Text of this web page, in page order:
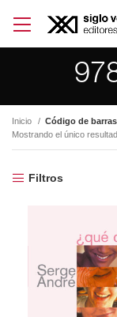
Inicio Código de
Mostrando el único
Filtros